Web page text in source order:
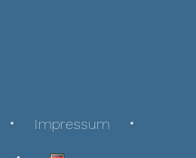
Impressum